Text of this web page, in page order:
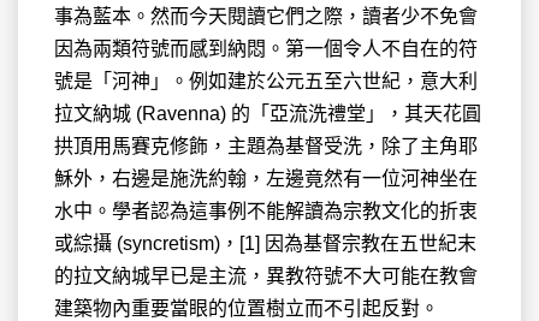
事為藍本。然而今天閱讀它們之際，讀者少不免會
因為兩類符號而感到納悶。第一個令人不自在的符
號是「河神」。例如建於公元五至六世紀，意大利
拉文納城 (Ravenna) 的「亞流洗禮堂」，其天花圓
拱頂用馬賽克修飾，主題為基督受洗，除了主角耶
穌外，右邊是施洗約翰，左邊竟然有一位河神坐在
水中。學者認為這事例不能解讀為宗教文化的折衷
或綜攝 (syncretism)，[1] 因為基督宗教在五世紀末
的拉文納城早已是主流，異教符號不大可能在教會
建築物內重要當眼的位置樹立而不引起反對。